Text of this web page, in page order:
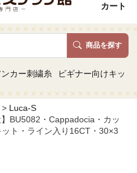
カート
商品を探す
ンカー刺繍糸 ビギナー向けキット
Luca-S
BU5082・Cappadocia・カッ
ト・ライン入り16CT・30×3